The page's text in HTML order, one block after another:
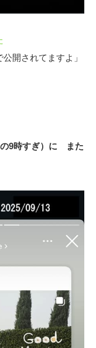
開されてますよ」
9時すぎ）に また